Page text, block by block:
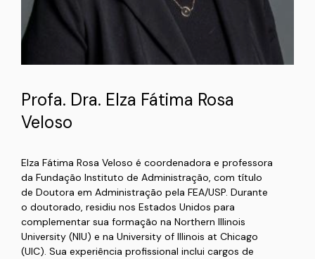
Profa. Dra. Elza Fátima Rosa
Veloso
Elza Fátima Rosa Veloso é coordenadora e professora
da Fundação Instituto de Administração, com título
de Doutora em Administração pela FEA/USP. Durante
o doutorado, residiu nos Estados Unidos para
complementar sua formação na Northern Illinois
University (NIU) e na University of Illinois at Chicago
(UIC). Sua experiência profissional inclui cargos de